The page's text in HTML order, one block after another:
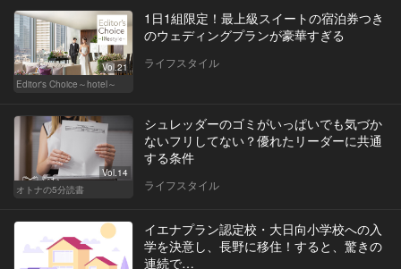
Vol.21
Editor's Choice～hotel～
1日1組限定！最上級スイートの宿泊券つき
のウェディングプランが豪華すぎる
ライフスタイル
Vol.14
オトナの5分読書
シュレッダーのゴミがいっぱいでも気づか
ないフリしてない？優れたリーダーに共通
する条件
ライフスタイル
イエナプラン認定校・大日向小学校への入
学を決意し、長野に移住！すると、驚きの
連続で…